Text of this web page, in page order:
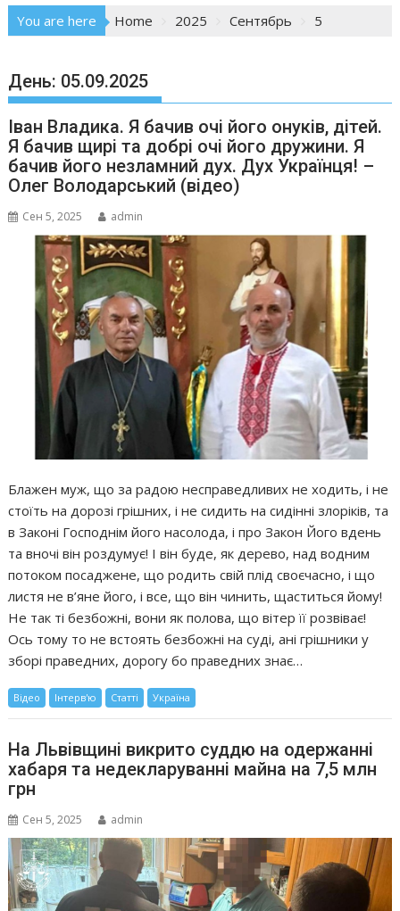
You are here Home 2025 Сентябрь 5
День: 05.09.2025
Іван Владика. Я бачив очі його онуків, дітей.
Я бачив щирі та добрі очі його дружини. Я
бачив його незламний дух. Дух Українця! –
Олег Володарський (відео)
Сен 5, 2025 admin
Блажен муж, що за радою несправедливих не ходить, і не
стоїть на дорозі грішних, і не сидить на сидінні злоріків, та
в Законі Господнім його насолода, і про Закон Його вдень
та вночі він роздумує! І він буде, як дерево, над водним
потоком посаджене, що родить свій плід своєчасно, і що
листя не в’яне його, і все, що він чинить, щаститься йому!
Не так ті безбожні, вони як полова, що вітер її розвіває!
Ось тому то не встоять безбожні на суді, ані грішники у
зборі праведних, дорогу бо праведних знає…
Відео Інтерв'ю Статті Україна
На Львівщині викрито суддю на одержанні
хабаря та недекларуванні майна на 7,5 млн
грн
Сен 5, 2025 admin